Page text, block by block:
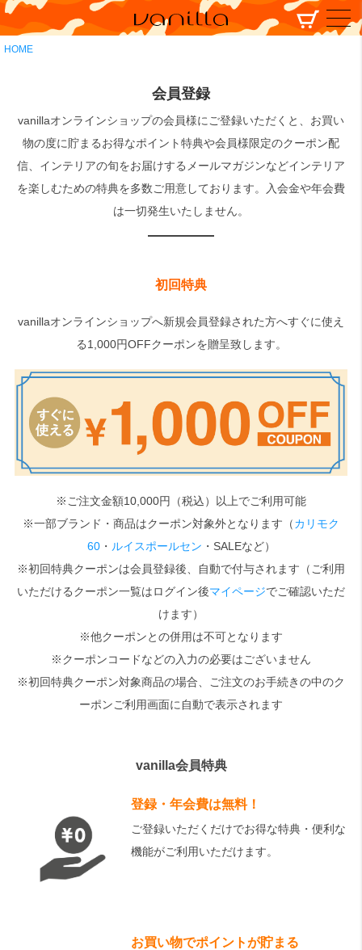
HOME
検索
会員登録
vanillaオンラインショップの会員様にご登録いただくと、お買い
物の度に貯まるお得なポイント特典や会員様限定のクーポン配
信、インテリアの旬をお届けするメールマガジンなどインテリア
を楽しむための特典を多数ご用意しております。入会金や年会費
は一切発生いたしません。
初回特典
vanillaオンラインショップへ新規会員登録された方へすぐに使え
る1,000円OFFクーポンを贈呈致します。
※ご注文金額10,000円（税込）以上でご利用可能
※一部ブランド・商品はクーポン対象外となります（カリモク
60・ ルイスポールセン ・SALEなど）
※初回特典クーポンは会員登録後、自動で付与されます（ご利用
いただけるクーポン一覧はログイン後マイページでご確認いただ
けます）
※他クーポンとの併用は不可となります
※クーポンコードなどの入力の必要はございません
※初回特典クーポン対象商品の場合、ご注文のお手続きの中のク
ーポンご利用画面に自動で表示されます
vanilla会員特典
登録・年会費は無料！
ご登録いただくだけでお得な特典・便利な
機能がご利用いただけます。
お買い物でポイントが貯まる